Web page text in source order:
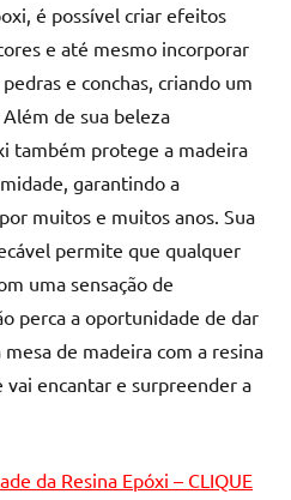
é possível criar efeitos
e até mesmo incorporar
e conchas, criando um
de sua beleza
também protege a madeira
garantindo a
muitos e muitos anos. Sua
permite que qualquer
uma sensação de
perca a oportunidade de dar
de madeira com a resina
encantar e surpreender a
da Resina Epóxi – CLIQUE